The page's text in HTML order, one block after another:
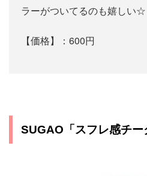
ラーがついてるのも嬉しい☆
【価格】：600円
SUGAO「スフレ感チー